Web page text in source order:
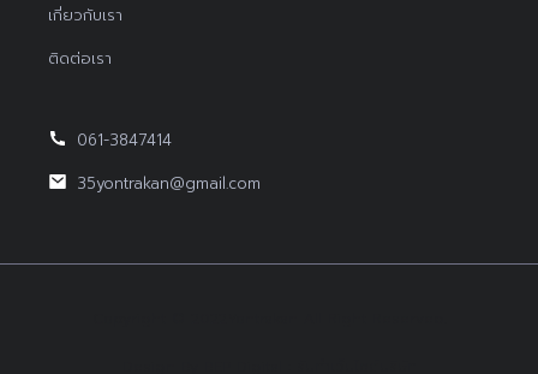
เกี่ยวกับเรา
ติดต่อเรา
061-3847414
35yontrakan@gmail.com